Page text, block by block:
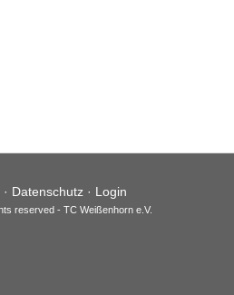
· Datenschutz· Login
reserved - TC Weißenhorn e.V.